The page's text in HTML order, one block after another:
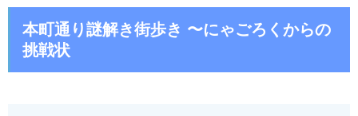
本町通り謎解き街歩き 〜にゃごろくからの
挑戦状